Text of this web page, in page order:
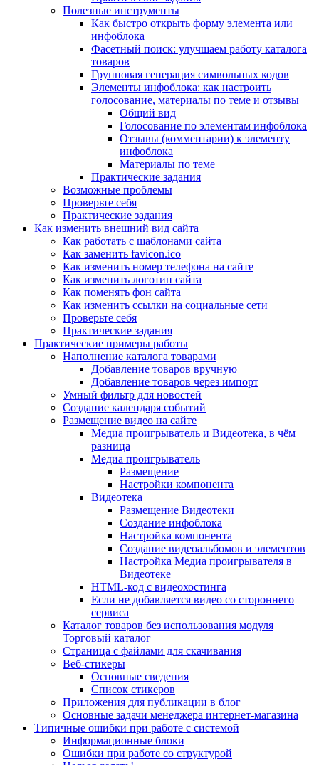
Полезные инструменты
Как быстро открыть форму элемента или
инфоблока
Фасетный поиск: улучшаем работу каталога
товаров
Групповая генерация символьных кодов
Элементы инфоблока: как настроить
голосование, материалы по теме и отзывы
Общий вид
Голосование по элементам инфоблока
Отзывы (комментарии) к элементу
инфоблока
Материалы по теме
Практические задания
Возможные проблемы
Проверьте себя
Практические задания
Как изменить внешний вид сайта
Как работать с шаблонами сайта
Как заменить favicon.ico
Как изменить номер телефона на сайте
Как изменить логотип сайта
Как поменять фон сайта
Как изменить ссылки на социальные сети
Проверьте себя
Практические задания
Практические примеры работы
Наполнение каталога товарами
Добавление товаров вручную
Добавление товаров через импорт
Умный фильтр для новостей
Создание календаря событий
Размещение видео на сайте
Медиа проигрыватель и Видеотека, в чём
разница
Медиа проигрыватель
Размещение
Настройки компонента
Видеотека
Размещение Видеотеки
Создание инфоблока
Настройка компонента
Создание видеоальбомов и элементов
Настройка Медиа проигрывателя в
Видеотеке
HTML-код с видеохостинга
Если не добавляется видео со стороннего
сервиса
Каталог товаров без использования модуля
Торговый каталог
Страница с файлами для скачивания
Веб-стикеры
Основные сведения
Список стикеров
Приложения для публикации в блог
Основные задачи менеджера интернет-магазина
Типичные ошибки при работе с системой
Информационные блоки
Ошибки при работе со структурой